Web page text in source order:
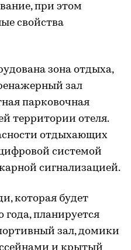
при этом
свойства
зона отдыха,
зал
парковочная
территории отеля.
отдыхающих
системой
сигнализацией.
которая будет
года, планируется
зал, домики
и крытый